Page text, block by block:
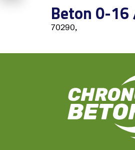
Beton 0-16
70290,